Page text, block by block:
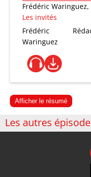
Frédéric
Les invités
Frédéric
Waringuez
Afficher le résumé
Les autres